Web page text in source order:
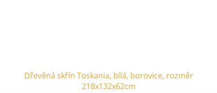
Dřevěná skřín Toskania, bílá, borovice, rozměr
218x132x62cm